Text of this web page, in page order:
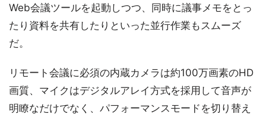
Web会議ツールを起動しつつ、同時に議事メモをとっ
たり資料を共有したりといった並行作業もスムーズ
だ。
リモート会議に必須の内蔵カメラは約100万画素のHD
画質、マイクはデジタルアレイ方式を採用して音声が
明瞭なだけでなく、パフォーマンスモードを切り替え